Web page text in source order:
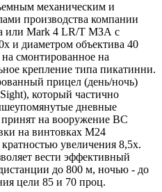
механическим и
производства компании
или Mark 4 LR/Т МЗА с
и диаметром объектива 40
смонтированное на
крепление типа пикатинни.
прицел (день/ночь)
который частично
дневные
на вооружение ВС
на винтовках М24
увеличения 8,5х.
вести эффективный
до 800 м, ночью - до
цели 85 и 70 проц.